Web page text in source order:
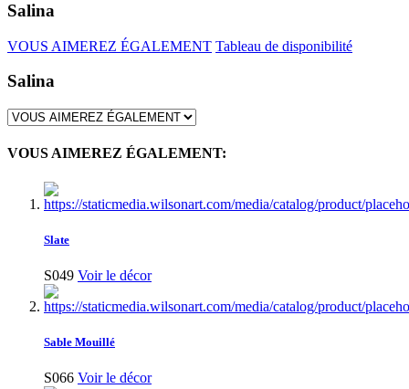
Salina
VOUS AIMEREZ ÉGALEMENT Tableau de disponibilité
Salina
VOUS AIMEREZ ÉGALEMENT:
Slate
S049 Voir le décor
Sable Mouillé
S066 Voir le décor